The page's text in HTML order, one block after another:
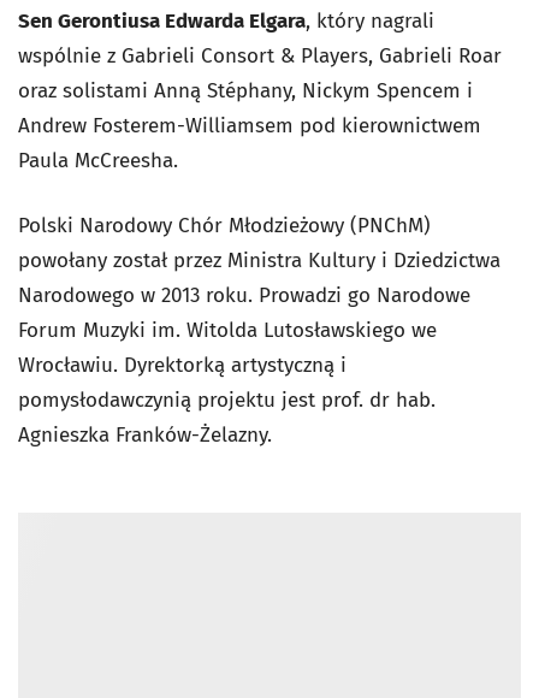
Sen Gerontiusa Edwarda Elgara, który nagrali
wspólnie z Gabrieli Consort & Players, Gabrieli Roar
oraz solistami Anną Stéphany, Nickym Spencem i
Andrew Fosterem-Williamsem pod kierownictwem
Paula McCreesha.
Polski Narodowy Chór Młodzieżowy (PNChM)
powołany został przez Ministra Kultury i Dziedzictwa
Narodowego w 2013 roku. Prowadzi go Narodowe
Forum Muzyki im. Witolda Lutosławskiego we
Wrocławiu. Dyrektorką artystyczną i
pomysłodawczynią projektu jest prof. dr hab.
Agnieszka Franków-Żelazny.